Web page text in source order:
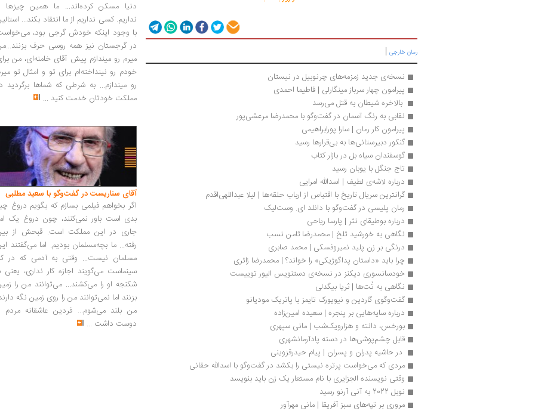
رمان خارجی |
نسخه‌ی جدید زمزمه‌های چرنوبیل در نیستان
پیرامون چهار سرباز مینگارلی | فاطیما احمدی
بالاخره شیطان به قتل می‌رسد
نقابی به رنگ آسمان در گفت‌وگو با محمدرضا مرعشی‌پور
پیرامون کار رمان | سارا پورابراهیمی
گنکور دبیرستانی‌ها به بی‌قرارها رسید
گوسفندان سیاه بل در بازار کتاب
تاج جنگل با یوبان رسید
درباره لاشه‌ی لطیف | اسدالله امرایی
گرانترین سریال تاریخ با اقتباس از ارباب حلقه‌ها | لیلا عبداللهی‌اقدم
رمان پلیسی در گفت‌وگو با دانلد ای. وست‌لیک
درباره بوطیقای نثر | پارسا ریاحی
نگاهی به خورشید تلخ | محمدرضا ثامن نسب
درنگی بر زن پلید نمیروفسکی | محمد صابری
چرا باید «داستان پداگوژیكی» را خواند؟ | محمدرضا زائری
خودسانسوری دیکنز در نسخه‌ی دستنویس الیور توییست
نگاهی به تُت‌ها | ثریا بیگدلی
گفت‌وگوی گاردین و نیویورک تایمز با پاتریک مودیانو
درباره سایه‌هایی بر پنجره | سعیده امین‌زاده
بورخس، دانته و هزار‌و‌یک‌شب | مانی سپهری
قابل چشم‌پوشی‌ها در دسته پادآرمانشهری
در حاشیه پدران و پسران | پیام حیدرقزوینی
مردی که می‌خواست پرتره نیستی را بکشد در گفت‌وگو با اسدالله حقانی
وقتی نویسنده الجزایری با نام مستعار یک زن باید بنویسد
نوبل 2022 به آنی آرنو رسید
مروری بر تپه‌های سبز آفریقا | مانی مهرآور
دنیا مسکن کرده‌اند... ما همین چیزها
نداریم. کسی نداریم از ما انتقاد بکند...
با وجود اینکه خودش گرجی بود،
در گرجستان نیز همه روسی حرف
میرم رو میندازم پیش آقای خامنه‌ای، من
خودم رو نینداخته‌ام برای تو و امثال تو
رو میندازم... به شرطی که شماها برگردید
مملکت خودتان خدمت کنید ...
آقای سناریست در گفت‌وگو با سعید مطلبی
اگر بخواهم فیلمی بسازم که بگویم دروغ
بدی است باور نمی‌کنند، چون دروغ یک
جاری در این مملکت است. قبحش از
رفته... ما بچه‌مسلمان بودیم. اما می‌گفتند
مسلمان نیست... وقتی به آدمی که در
سینماست می‌گویند اجازه کار نداری، یعنی
شکنجه او را می‌کشند... می‌توانند من را
بزنند اما نمی‌توانند من را روی زمین نگه
من بلند می‌شوم... فردین عاشقانه مردم
دوست داشت ...